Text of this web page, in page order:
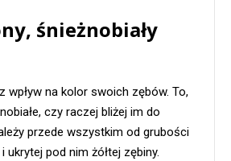
śnieżnobiały
wpływ na kolor swoich zębów. To,
czy raczej bliżej im do
przede wszystkim od grubości
ukrytej pod nim żółtej zębiny.